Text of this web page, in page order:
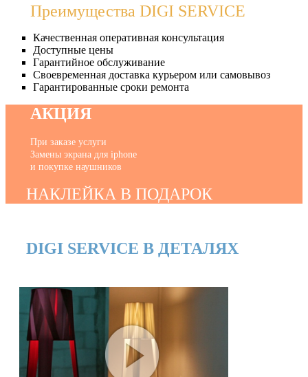
Преимущества DIGI SERVICE
Качественная оперативная консультация
Доступные цены
Гарантийное обслуживание
Своевременная доставка курьером или самовывоз
Гарантированные сроки ремонта
АКЦИЯ
При заказе услуги
Замены экрана для iphone
и покупке наушников
НАКЛЕЙКА В ПОДАРОК
DIGI SERVICE В ДЕТАЛЯХ